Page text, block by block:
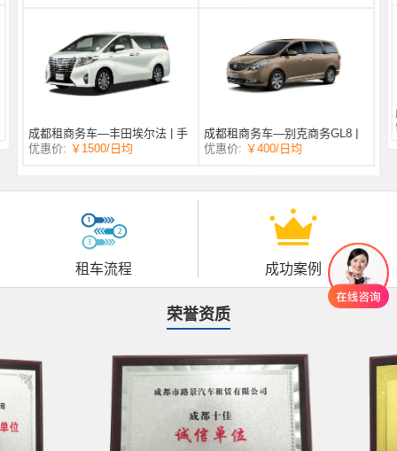
成都租商务车—丰田埃尔法 | 手
自一体 |
优惠价: ￥1500/日均
成都租商务车—别克商务GL8 |
自动挡 | 7座
优惠价: ￥400/日均
租车流程 成功案例
荣誉资质